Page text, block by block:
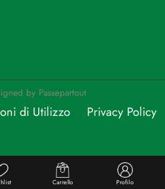
by Passepartout
di Utilizzo Privacy Policy
Carrello Profilo
by Passepartout
AGRICOLTURA E GIARDINAGGIO